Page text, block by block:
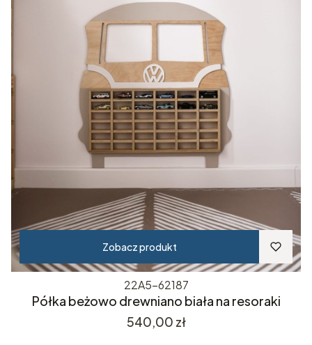
Zobacz produkt
22A5-62187
Półka beżowo drewniano biała na resoraki
Cena
540,00 zł